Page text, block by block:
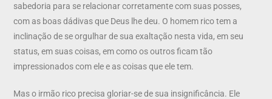
sabedoria para se relacionar corretamente com suas posses,
com as boas dádivas que Deus lhe deu. O homem rico tem a
inclinação de se orgulhar de sua exaltação nesta vida, em seu
status, em suas coisas, em como os outros ficam tão
impressionados com ele e as coisas que ele tem.
Mas o irmão rico precisa gloriar-se de sua insignificância. Ele